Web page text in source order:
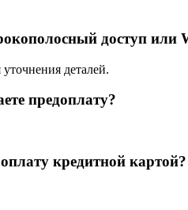
доступ или
деталей.
предоплату?
кредитной картой?